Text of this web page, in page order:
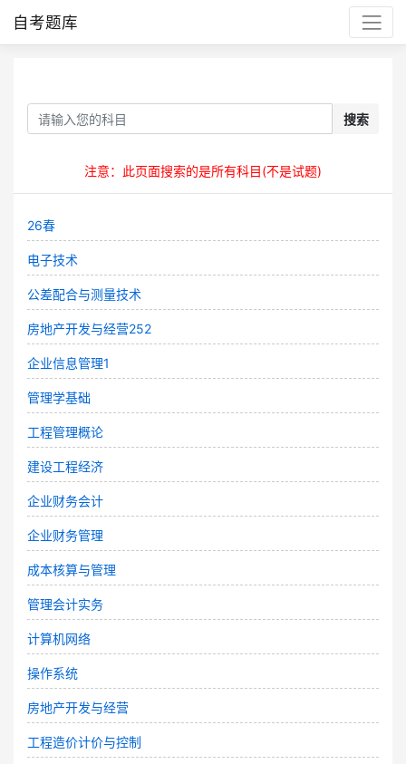
自考题库
搜索
注意：此页面搜索的是所有科目(不是试题)
26春
电子技术
公差配合与测量技术
房地产开发与经营252
企业信息管理1
管理学基础
工程管理概论
建设工程经济
企业财务会计
企业财务管理
成本核算与管理
管理会计实务
计算机网络
操作系统
房地产开发与经营
工程造价计价与控制